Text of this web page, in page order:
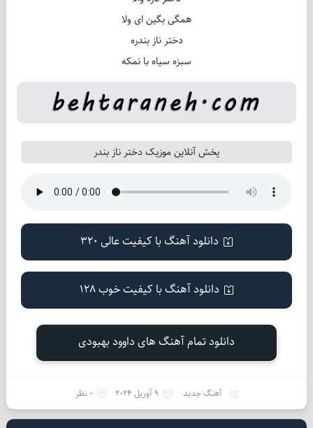
همگی بگین ای ولا
دختر ناز بندره
سبزه سیاه با نمکه
پخش آنلاین موزیک دختر ناز بندر
دانلود آهنگ با کیفیت عالی 320
دانلود آهنگ با کیفیت خوب 128
دانلود تمام آهنگ های داوود بهبودی
آهنگ جدید 9 آوریل 2024 0 نظر